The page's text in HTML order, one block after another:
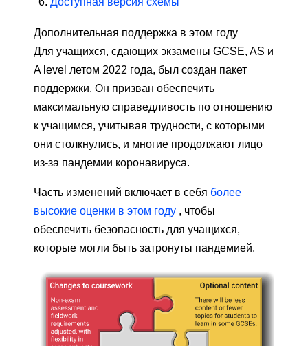
Дополнительная поддержка в этом году
Для учащихся, сдающих экзамены GCSE, AS и
A level летом 2022 года, был создан пакет
поддержки. Он призван обеспечить
максимальную справедливость по отношению
к учащимся, учитывая трудности, с которыми
они столкнулись, и многие продолжают лицо
из-за пандемии коронавируса.
Часть изменений включает в себя более
высокие оценки в этом году , чтобы
обеспечить безопасность для учащихся,
которые могли быть затронуты пандемией.